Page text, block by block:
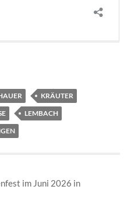
KRÄUTER
LEMBACH
im Juni 2026 in